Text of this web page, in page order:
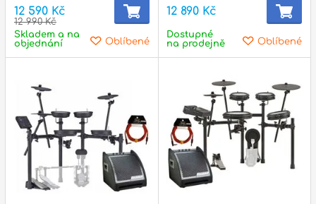
12 590 Kč
12 990 Kč
Oblíbené
Skladem a na
objednání
12 890 Kč
Oblíbené
Dostupné
na prodejně